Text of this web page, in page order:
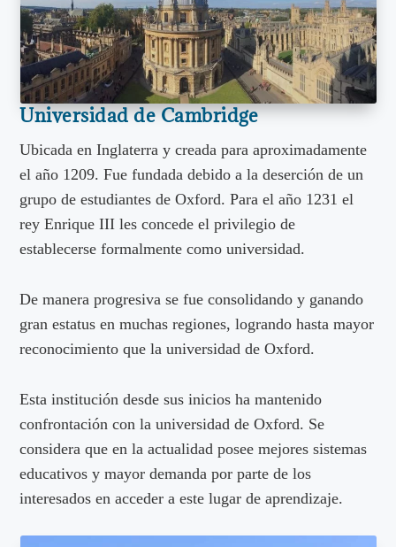
Universidad de Cambridge
Ubicada en Inglaterra y creada para aproximadamente
el año 1209. Fue fundada debido a la deserción de un
grupo de estudiantes de Oxford. Para el año 1231 el
rey Enrique III les concede el privilegio de
establecerse formalmente como universidad.
De manera progresiva se fue consolidando y ganando
gran estatus en muchas regiones, logrando hasta mayor
reconocimiento que la universidad de Oxford.
Esta institución desde sus inicios ha mantenido
confrontación con la universidad de Oxford. Se
considera que en la actualidad posee mejores sistemas
educativos y mayor demanda por parte de los
interesados en acceder a este lugar de aprendizaje.